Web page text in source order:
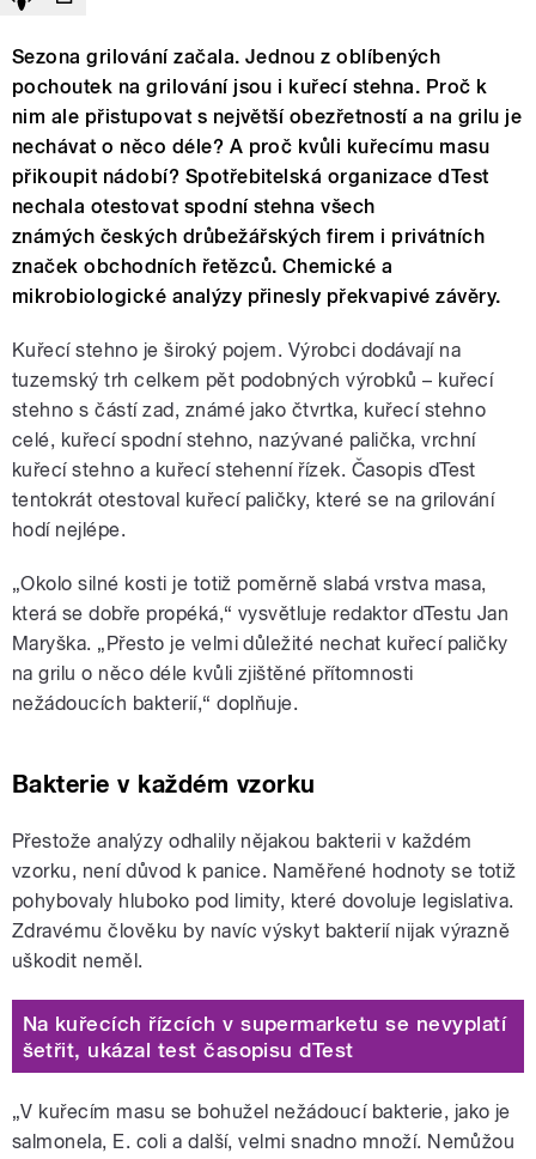
Sezona grilování začala. Jednou z oblíbených
pochoutek na grilování jsou i kuřecí stehna. Proč k
nim ale přistupovat s největší obezřetností a na grilu je
nechávat o něco déle? A proč kvůli kuřecímu masu
přikoupit nádobí? Spotřebitelská organizace dTest
nechala otestovat spodní stehna všech
známých českých drůbežářských firem i privátních
značek obchodních řetězců. Chemické a
mikrobiologické analýzy přinesly překvapivé závěry.
Kuřecí stehno je široký pojem. Výrobci dodávají na
tuzemský trh celkem pět podobných výrobků – kuřecí
stehno s částí zad, známé jako čtvrtka, kuřecí stehno
celé, kuřecí spodní stehno, nazývané palička, vrchní
kuřecí stehno a kuřecí stehenní řízek. Časopis dTest
tentokrát otestoval kuřecí paličky, které se na grilování
hodí nejlépe.
„Okolo silné kosti je totiž poměrně slabá vrstva masa,
která se dobře propéká,“ vysvětluje redaktor dTestu Jan
Maryška. „ Přesto je velmi důležité nechat kuřecí paličky
na grilu o něco déle kvůli zjištěné přítomnosti
nežádoucích bakterií,“ doplňuje.
Bakterie v každém vzorku
Přestože analýzy odhalily nějakou bakterii v každém
vzorku, není důvod k panice. Naměřené hodnoty se totiž
pohybovaly hluboko pod limity, které dovoluje legislativa.
Zdravému člověku by navíc výskyt bakterií nijak výrazně
uškodit neměl.
Na kuřecích řízcích v supermarketu se nevyplatí
šetřit, ukázal test časopisu dTest
„V kuřecím masu se bohužel nežádoucí bakterie, jako je
salmonela, E. coli a další, velmi snadno množí. Nemůžou